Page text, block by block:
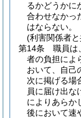
るかどうかに
合わせなかっ
はならない。
(利害関係者
第14条
職員は
者の負担によ
おいて、自己
次に掲げる場
員に届け出な
によりあらか
後において速